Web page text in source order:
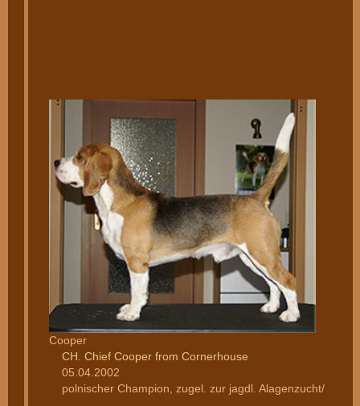
Cooper
CH. Chief Cooper from Cornerhouse
05.04.2002
polnischer Champion, zugel. zur jagdl. Alagenzucht/